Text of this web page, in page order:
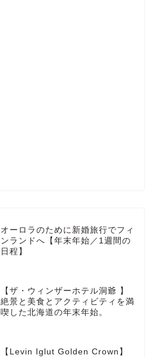
オーロラのために新婚旅行でフィ
ンランドへ【年末年始／1週間の
日程】
【ザ・ウィンザーホテル洞爺 】
絶景と美食とアクティビティを満
喫した北海道の年末年始。
【Levin Iglut Golden Crown】
HOTEL
TRAVEL